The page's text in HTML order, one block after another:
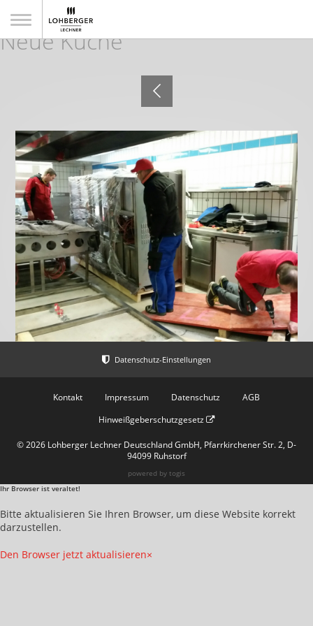
Neues Jahr - Neues Glück -
Neue Küche
Kontakt Impressum Datenschutz
AGB
Hinweißgeberschutzgesetz
© 2026 Lohberger Lechner Deutschland GmbH, Pfarrkirchener Str. 2, D-
94099 Ruhstorf
powered by togis
Ihr Browser ist veraltet!
Bitte aktualisieren Sie Ihren Browser, um diese Website korrekt
darzustellen.
Den Browser jetzt aktualisieren×